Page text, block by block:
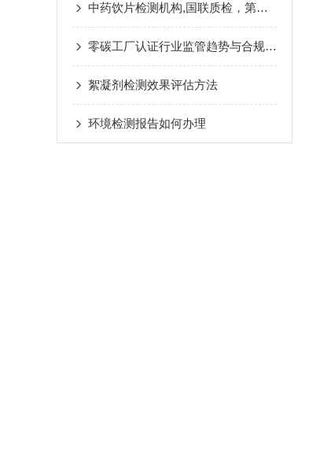
中药饮片检测机构,国联质检，第三方中药检测单位
零碳工厂认证行业监管趋势与合规要求深度解析
絮凝剂检测效果评估方法
环境检测报告如何办理